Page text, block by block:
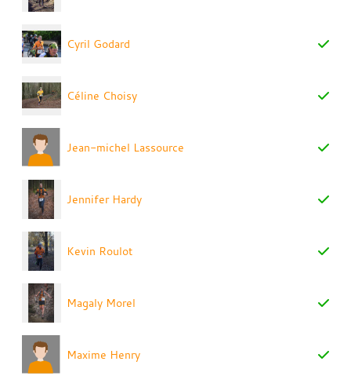
Cyril Godard
Céline Choisy
Jean-michel Lassource
Jennifer Hardy
Kevin Roulot
Magaly Morel
Maxime Henry